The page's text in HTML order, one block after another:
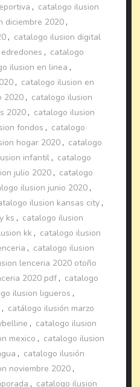
, catalogo ilusion
diciembre 2020 ,
, catalogo ilusion digital
, catalogo
ilusion en linea ,
, catalogo ilusion en
2020 , catalogo ilusion
2020 , catalogo ilusion
fondos , catalogo
hogar 2020 , catalogo
infantil , catalogo
julio 2020 , catalogo
ilusion junio 2020 ,
ilusion kansas city ,
ks , catalogo ilusion
kk , catalogo ilusion
, catalogo ilusion
lenceria 2020 otoño
2020 pdf , catalogo
ilusion ligueros ,
, catálogo ilusión marzo
, catalogo ilusion
mexico , catalogo ilusion
, catalogo ilusión
noviembre 2020 ,
, catalogo ilusion